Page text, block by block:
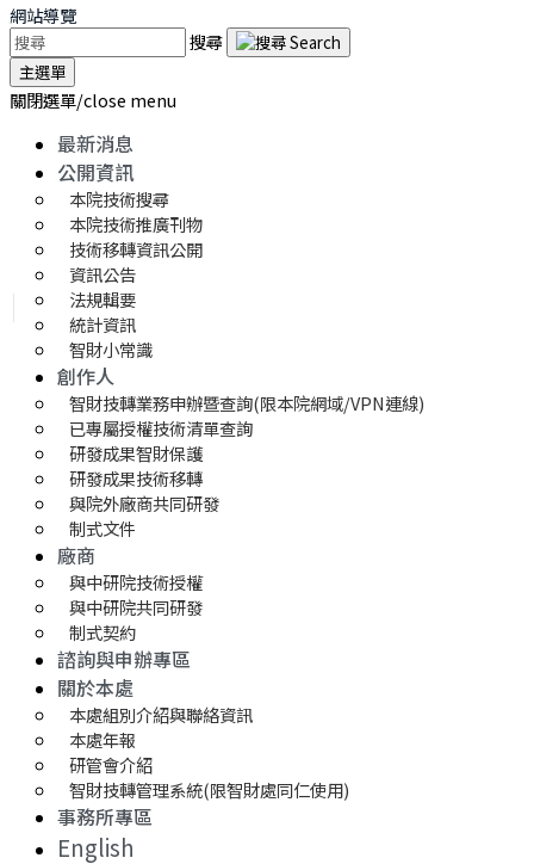
網站導覽
搜尋
主選單
關閉選單/close menu
最新消息
公開資訊
本院技術搜尋
本院技術推廣刊物
技術移轉資訊公開
資訊公告
法規輯要
統計資訊
智財小常識
創作人
智財技轉業務申辦暨查詢(限本院網域/VPN連線)
已專屬授權技術清單查詢
研發成果智財保護
研發成果技術移轉
與院外廠商共同研發
制式文件
廠商
與中研院技術授權
與中研院共同研發
制式契約
諮詢與申辦專區
關於本處
本處組別介紹與聯絡資訊
本處年報
研管會介紹
智財技轉管理系統(限智財處同仁使用)
事務所專區
English